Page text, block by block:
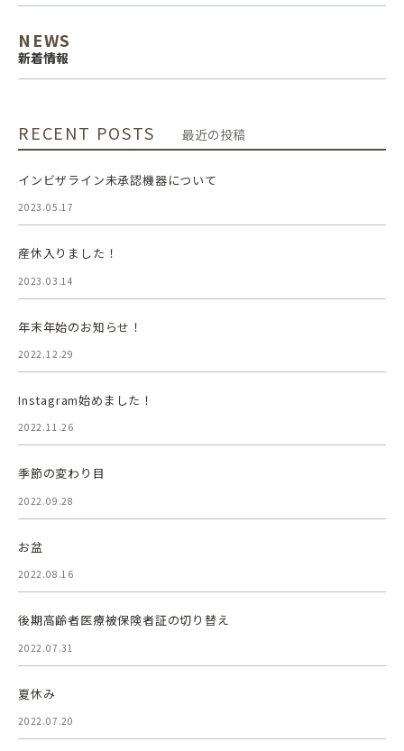
NEWS
新着情報
RECENT POSTS 最近の投稿
インビザライン未承認機器について
2023.05.17
産休入りました！
2023.03.14
年末年始のお知らせ！
2022.12.29
Instagram始めました！
2022.11.26
季節の変わり目
2022.09.28
お盆
2022.08.16
後期高齢者医療被保険者証の切り替え
2022.07.31
夏休み
2022.07.20